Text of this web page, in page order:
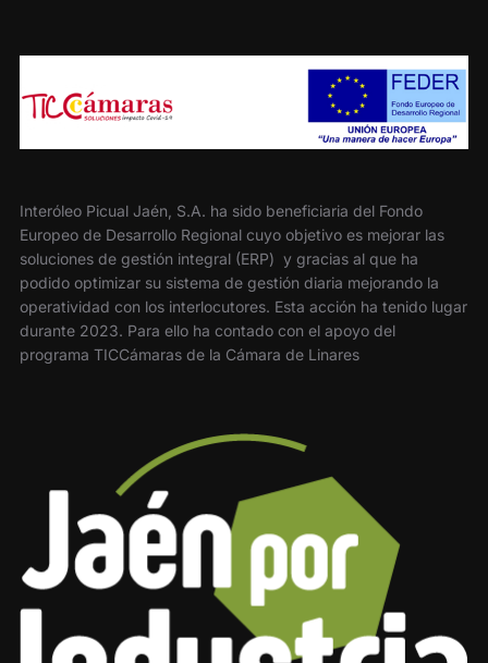
Interóleo Picual Jaén, S.A. ha sido beneficiaria del Fondo
Europeo de Desarrollo Regional cuyo objetivo es mejorar las
soluciones de gestión integral (ERP) y gracias al que ha
podido optimizar su sistema de gestión diaria mejorando la
operatividad con los interlocutores. Esta acción ha tenido lugar
durante 2023. Para ello ha contado con el apoyo del
programa TICCámaras de la Cámara de Linares